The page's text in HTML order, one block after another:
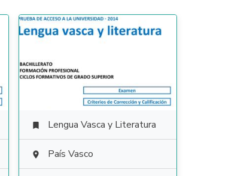
 Lengua Vasca y Literatura
 País Vasco